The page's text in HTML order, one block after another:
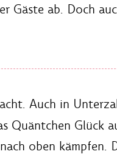
Gäste ab. Doch
Auch in
Quäntchen Glück
oben kämpfen.